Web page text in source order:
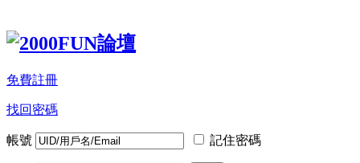
免費註冊
找回密碼
帳號 記住密碼